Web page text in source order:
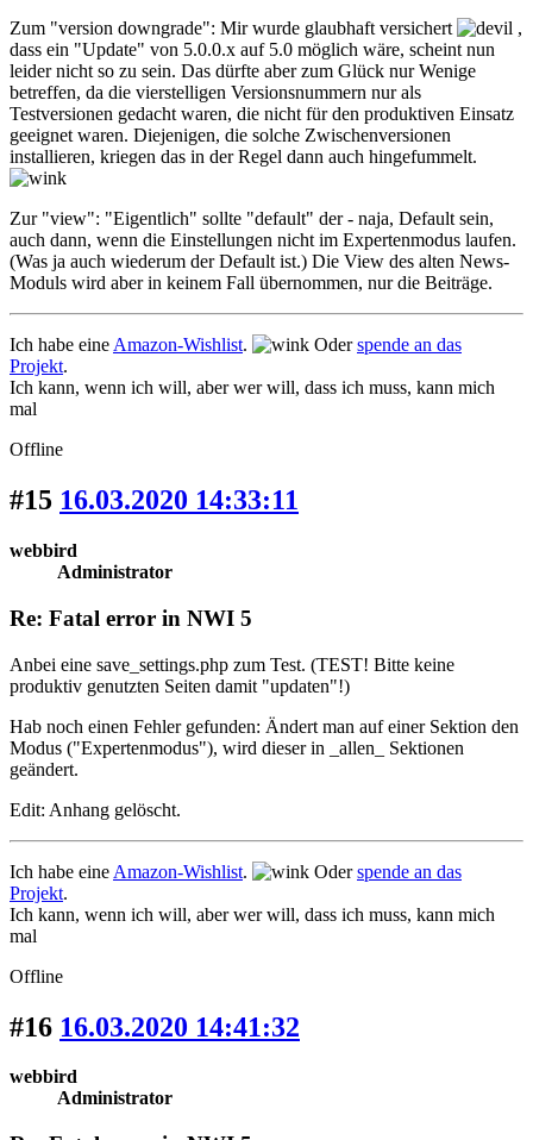
Zum "version downgrade": Mir wurde glaubhaft versichert
,
dass ein "Update" von 5.0.0.x auf 5.0 möglich wäre, scheint nun
leider nicht so zu sein. Das dürfte aber zum Glück nur Wenige
betreffen, da die vierstelligen Versionsnummern nur als
Testversionen gedacht waren, die nicht für den produktiven Einsatz
geeignet waren. Diejenigen, die solche Zwischenversionen
installieren, kriegen das in der Regel dann auch hingefummelt.
Zur "view": "Eigentlich" sollte "default" der - naja, Default sein,
auch dann, wenn die Einstellungen nicht im Expertenmodus laufen.
(Was ja auch wiederum der Default ist.) Die View des alten News-
Moduls wird aber in keinem Fall übernommen, nur die Beiträge.
Ich habe eine Amazon-Wishlist. Oderspende an das
Projekt.
Ich kann, wenn ich will, aber wer will, dass ich muss, kann mich
mal
Offline
#15 16.03.2020 14:33:11
webbird
Administrator
Re: Fatal error in NWI 5
Anbei eine save_settings.php zum Test. (TEST! Bitte keine
produktiv genutzten Seiten damit "updaten"!)
Hab noch einen Fehler gefunden: Ändert man auf einer Sektion den
Modus ("Expertenmodus"), wird dieser in _allen_ Sektionen
geändert.
Edit: Anhang gelöscht.
Ich habe eine Amazon-Wishlist. Oderspende an das
Projekt.
Ich kann, wenn ich will, aber wer will, dass ich muss, kann mich
mal
Offline
#16 16.03.2020 14:41:32
webbird
Administrator